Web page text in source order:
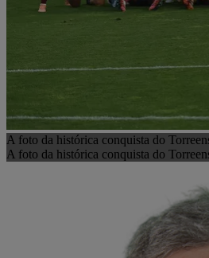
A foto da histórica conquista do
A foto da histórica conquista do